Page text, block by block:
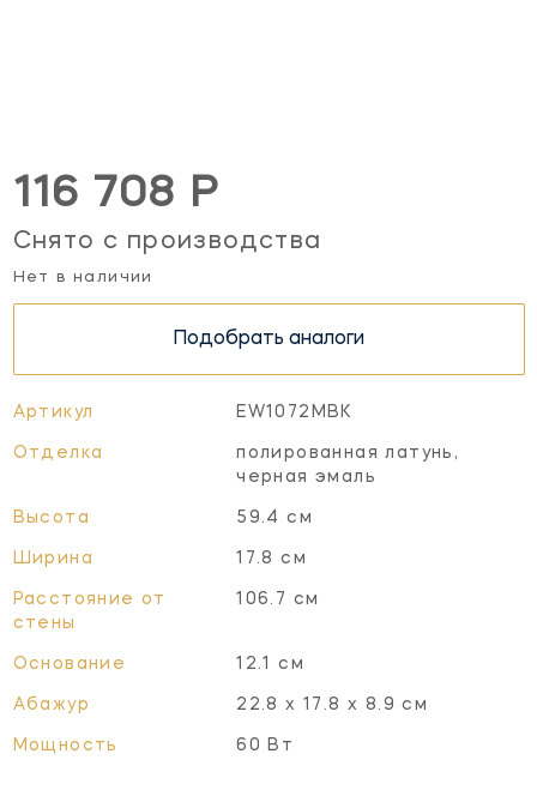
116 708 Р
Снято с производства
Нет в наличии
Подобрать аналоги
Артикул EW1072MBK
Отделка
полированная латунь,
черная эмаль
Высота 59.4 см
Ширина 17.8 см
Расстояние от
стены
106.7 см
Основание 12.1 см
Абажур 22.8 х 17.8 х 8.9 см
Мощность 60 Вт